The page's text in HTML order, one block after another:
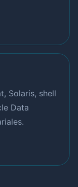
Solaris, shell
Data